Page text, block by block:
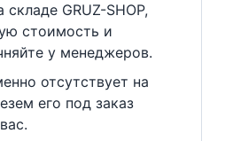
GRUZ-SHOP,
стоимость и
у менеджеров.
отсутствует на
его под заказ